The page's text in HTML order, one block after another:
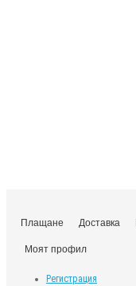
Плащане Доставка
Моят профил
Регистрация